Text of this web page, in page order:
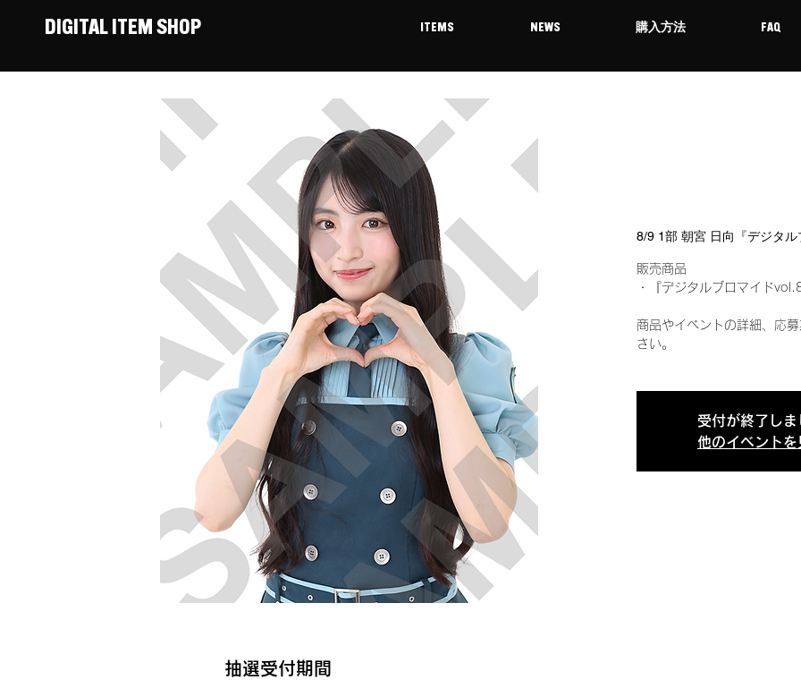
DIGITAL ITEM SHOP ITEMS NEWS 購入方法 FAQ
8/9 1部 朝宮 日向『デジタ
販売商品
・『デジタルブロマイド
商品やイベントの詳細、応
さい。
受付が終了しま
他のイベントを
抽選受付期間